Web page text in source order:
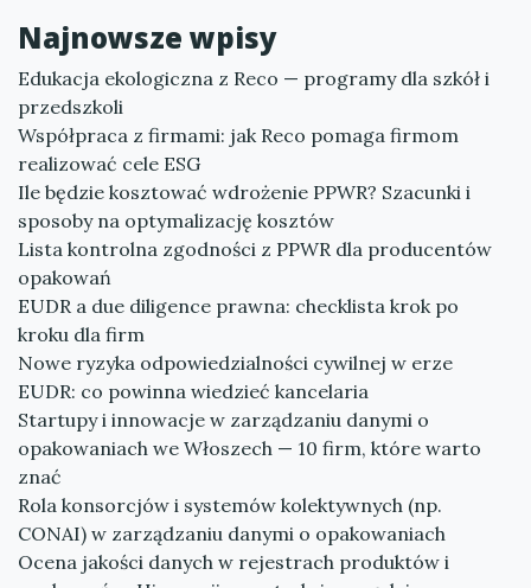
Najnowsze wpisy
Edukacja ekologiczna z Reco — programy dla szkół i
przedszkoli
Współpraca z firmami: jak Reco pomaga firmom
realizować cele ESG
Ile będzie kosztować wdrożenie PPWR? Szacunki i
sposoby na optymalizację kosztów
Lista kontrolna zgodności z PPWR dla producentów
opakowań
EUDR a due diligence prawna: checklista krok po
kroku dla firm
Nowe ryzyka odpowiedzialności cywilnej w erze
EUDR: co powinna wiedzieć kancelaria
Startupy i innowacje w zarządzaniu danymi o
opakowaniach we Włoszech — 10 firm, które warto
znać
Rola konsorcjów i systemów kolektywnych (np.
CONAI) w zarządzaniu danymi o opakowaniach
Ocena jakości danych w rejestrach produktów i